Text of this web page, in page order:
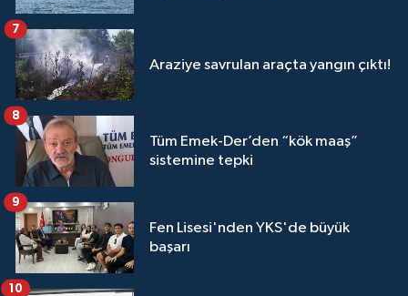
Araziye savrulan araçta yangın çıktı!
7
Tüm Emek-Der’den “kök maaş”
sistemine tepki
8
Fen Lisesi'nden YKS'de büyük
başarı
9
10